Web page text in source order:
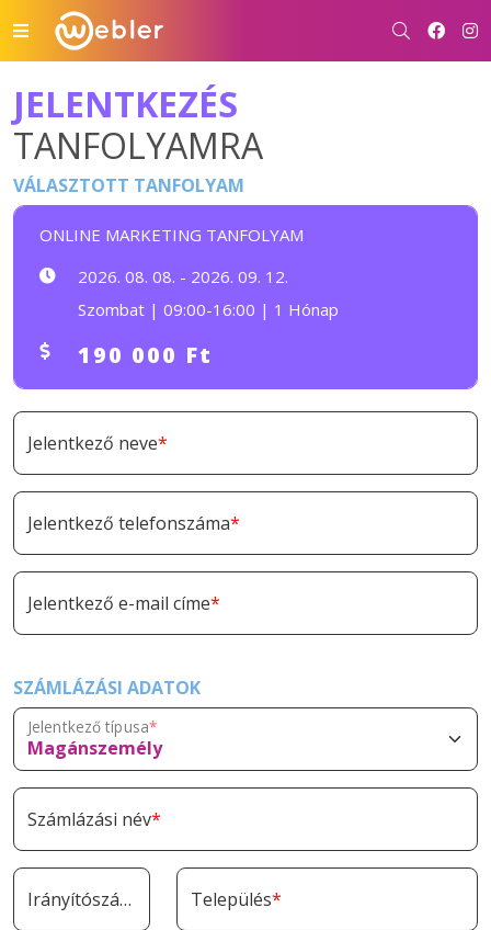
JELENTKEZÉS
TANFOLYAMRA
VÁLASZTOTT TANFOLYAM
ONLINE MARKETING TANFOLYAM
2026. 08. 08. - 2026. 09. 12.
Szombat | 09:00-16:00 | 1 Hónap
190 000 Ft
Jelentkező neve
Jelentkező telefonszáma
Jelentkező e-mail címe
SZÁMLÁZÁSI ADATOK
Jelentkező típusa
Számlázási név
Irányítószám Település